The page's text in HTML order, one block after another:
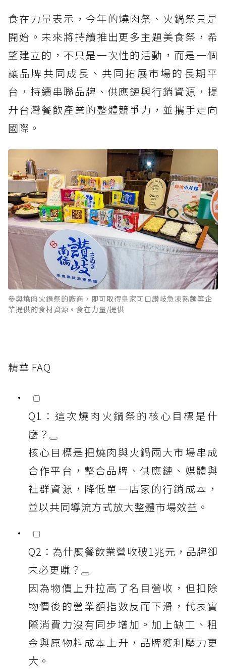
食在力量表示，今年的燒肉祭、火鍋祭只是
開始。未來將持續推出更多主題美食祭，希
望建立的，不只是一次性的活動，而是一個
讓品牌共同成長、共同拓展市場的長期平
台，持續串聯品牌、供應鏈與行銷資源，提
升台灣餐飲產業的整體競爭力，並攜手走向
國際。
參與燒肉火鍋祭的廠商，即可取得皇家可口讚岐急凍熟麵等企
業提供的食材資源。食在力量/提供
精華 FAQ
Q1：這次燒肉火鍋祭的核心目標是什
麼？
核心目標是把燒肉與火鍋兩大市場串成
合作平台，整合品牌、供應鏈、媒體與
社群資源，降低單一店家的行銷成本，
並以共同導流方式放大整體市場效益。
Q2：為什麼餐飲業營收破1兆元，品牌卻
未必更賺？
因為物價上升拉高了名目營收，但扣除
物價後的營業額指數反而下滑，代表實
際消費力沒有同步增加。加上缺工、租
金與原物料成本上升，品牌獲利壓力更
大。